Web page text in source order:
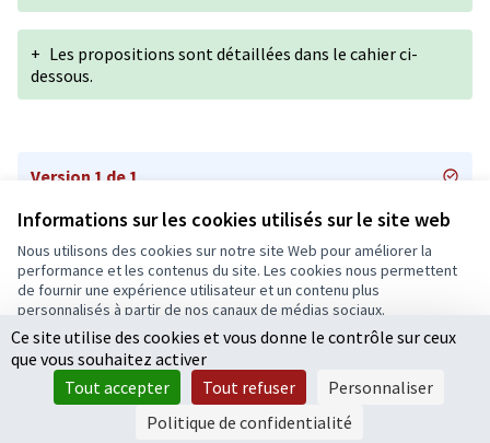
Informations sur les cookies utilisés sur le site web
Nous utilisons des cookies sur notre site Web pour améliorer la
performance et les contenus du site. Les cookies nous permettent
de fournir une expérience utilisateur et un contenu plus
personnalisés à partir de nos canaux de médias sociaux.
Tout accepter
Accepter seulement les cookies essentiels
Paramètres
+ Les propositions sont détaillées dans le cahier ci-
dessous.
Version 1 de 1
Conditions d'utilisation
Paramètres des cookies
Ecrivons Angers sur X
(Lien externe)
Ecrivons Angers sur Facebook
(Lien externe)
logiciel libre Decidim
(Lien externe)
.
Licence
(Lien
Ce site utilise des cookies et vous donne le contrôle sur ceux
que vous souhaitez activer
Tout accepter
Tout refuser
Personnaliser
Politique de confidentialité